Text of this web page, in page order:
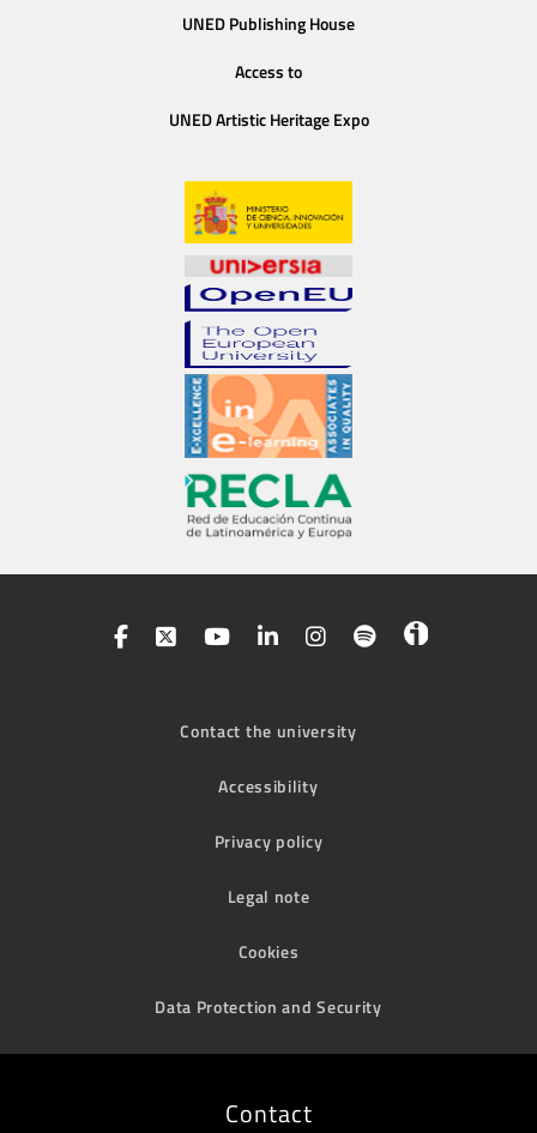
UNED Publishing House
Access to
UNED Artistic Heritage Expo
Contact the university
Accessibility
Privacy policy
Legal note
Cookies
Data Protection and Security
Contact